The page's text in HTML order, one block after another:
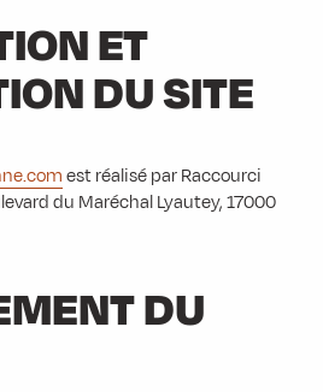
ET
DU SITE
est réalisé par Raccourci
du Maréchal Lyautey, 17000
DU